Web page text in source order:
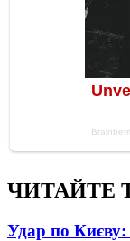
ЧИТАЙТЕ
Удар по Києву: